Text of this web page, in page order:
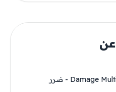
- Damage Multiplier - Defense Multiplier - ضرر